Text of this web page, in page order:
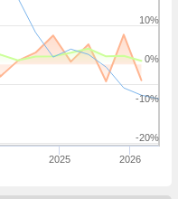
2025 2026
-20%
-10%
0%
10%